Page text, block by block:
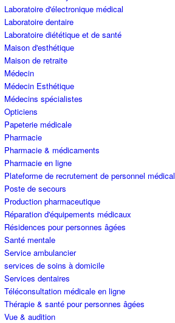
Laboratoire d'électronique médical
Laboratoire dentaire
Laboratoire diététique et de santé
Maison d'esthétique
Maison de retraite
Médecin
Médecin Esthétique
Médecins spécialistes
Opticiens
Papeterie médicale
Pharmacie
Pharmacie & médicaments
Pharmacie en ligne
Plateforme de recrutement de personnel médical
Poste de secours
Production pharmaceutique
Réparation d'équipements médicaux
Résidences pour personnes âgées
Santé mentale
Service ambulancier
services de soins à domicile
Services dentaires
Téléconsultation médicale en ligne
Thérapie & santé pour personnes âgées
Vue & audition